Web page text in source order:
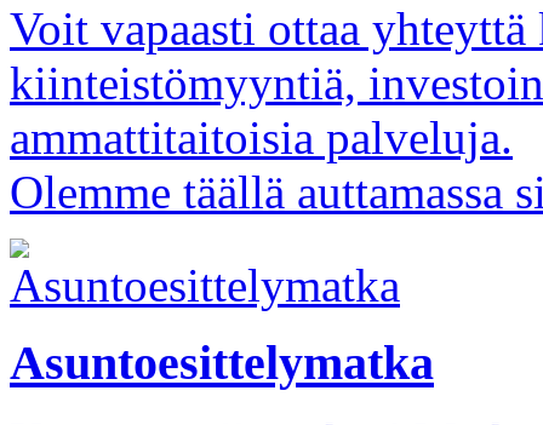
Voit vapaasti ottaa
kiinteistömyyntiä,
ammattitaitoisia palveluja.
Olemme täällä auttamassa
Asuntoesittelymatka